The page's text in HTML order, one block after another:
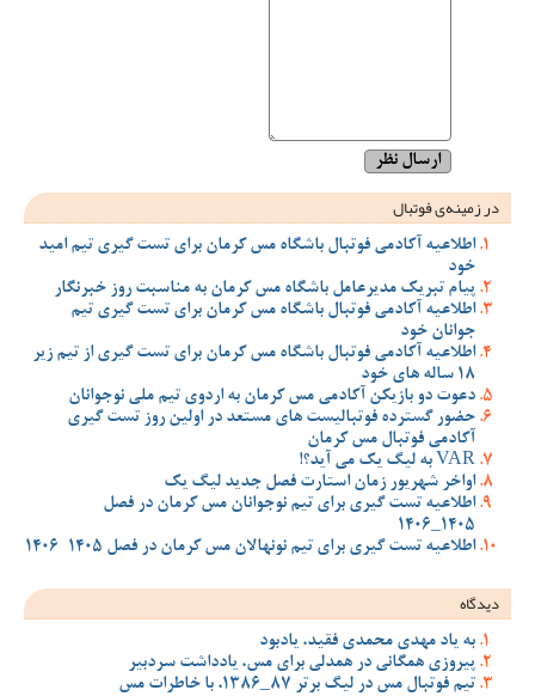
در زمینه‌ی فوتبال
اطلاعیه آکادمی فوتبال باشگاه مس کرمان برای تست گیری تیم امید
خود
پیام تبریک مدیرعامل باشگاه مس کرمان به مناسبت روز خبرنگار
اطلاعیه آکادمی فوتبال باشگاه مس کرمان برای تست گیری تیم
جوانان خود
اطلاعیه آکادمی فوتبال باشگاه مس کرمان برای تست گیری از تیم زیر
18 ساله های خود
دعوت دو بازیکن آکادمی مس کرمان به اردوی تیم ملی نوجوانان
حضور گسترده فوتبالیست های مستعد در اولین روز تست گیری
آکادمی فوتبال مس کرمان
VAR به لیگ یک می آید؟!
اواخر شهریور زمان استارت فصل جدید لیگ یک
اطلاعیه تست گیری برای تیم نوجوانان مس کرمان در فصل
1405_1406
اطلاعیه تست گیری برای تیم نونهالان مس کرمان در فصل 1405-1406
دیدگاه
به یاد مهدی محمدی فقید، یادبود
پیروزی همگانی در همدلی برای مس، یادداشت سردبیر
تیم فوتبال مس در لیگ برتر 87_1386، با خاطرات مس